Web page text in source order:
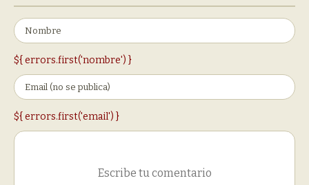
${ errors.first('nombre') }
${ errors.first('email') }